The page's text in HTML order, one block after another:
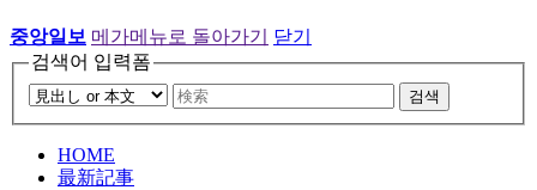
중앙일보 메가메뉴로 돌아가기
닫기
검색어 입력폼
검색
HOME
最新記事